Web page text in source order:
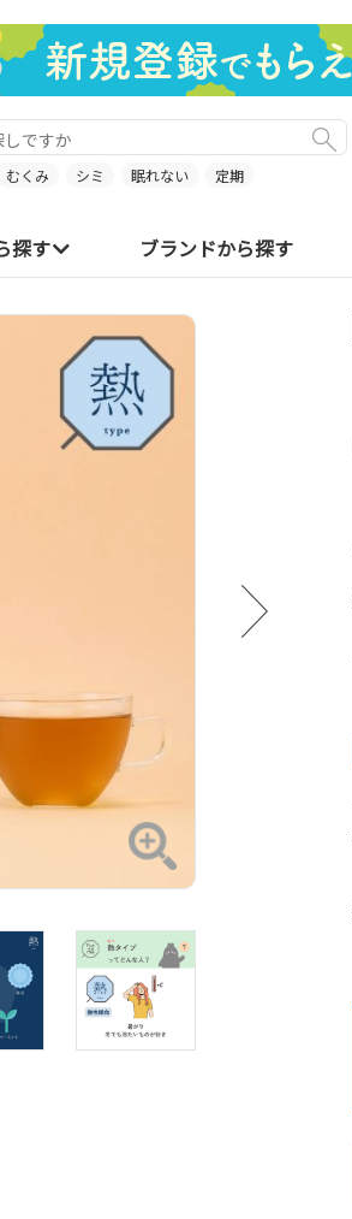
むくみ シミ 眠れない 定期
探す ブランドから探す